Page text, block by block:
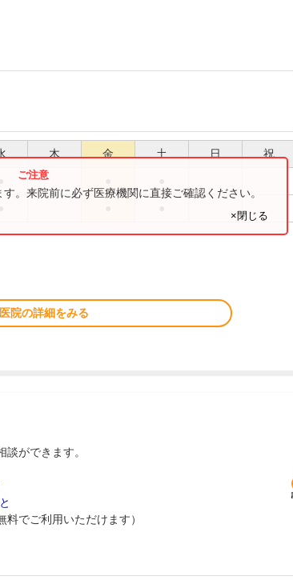
木 金 土 日 祝
。来院前に必ず医療機関に直接ご確認ください。
×閉じる
院の詳細をみる
ができます。
でご利用いただけます）